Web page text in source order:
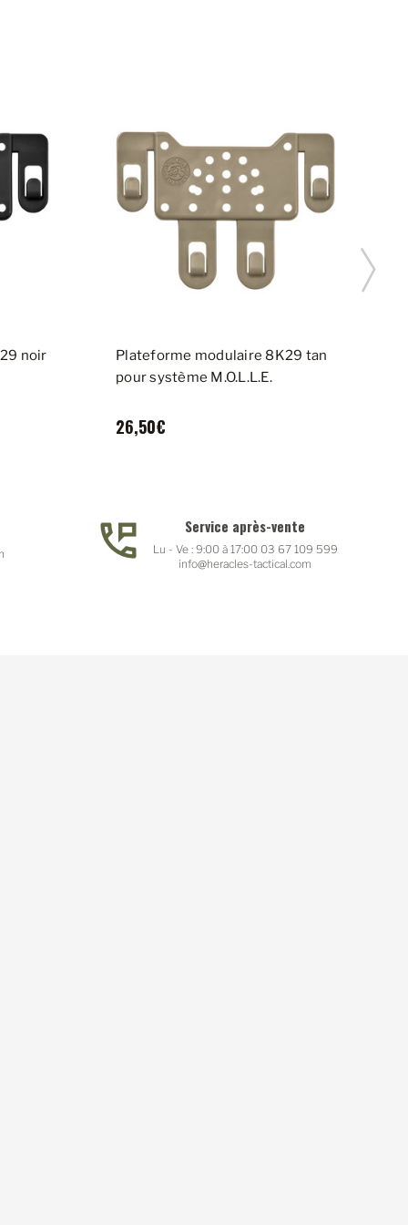
noir
Plateforme modulaire 8K29 tan
pour système M.O.L.L.E.
26,50€
Service après-vente
Lu - Ve : 9:00 à 17:00 03 67 109 599
info@heracles-tactical.com